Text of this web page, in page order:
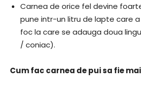
Carnea de orice fel devine
pune intr-un litru de lapte care
foc la care se adauga doua
/ coniac).
Cum fac carnea de pui sa fie